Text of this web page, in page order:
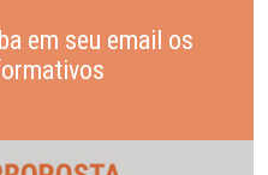
em seu email os